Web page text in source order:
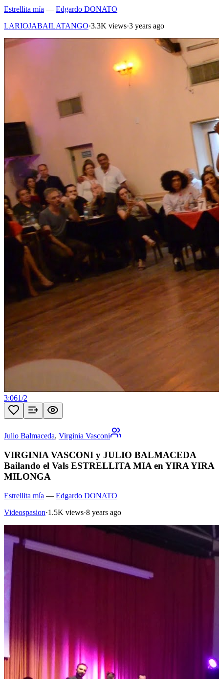
Estrellita mía — Edgardo DONATO
LARIOJABAILATANGO·3.3K views·3 years ago
3:061/2
Julio Balmaceda, Virginia Vasconi
VIRGINIA VASCONI y JULIO BALMACEDA
Bailando el Vals ESTRELLITA MIA en YIRA YIRA
MILONGA
Estrellita mía — Edgardo DONATO
Videospasion·1.5K views·8 years ago